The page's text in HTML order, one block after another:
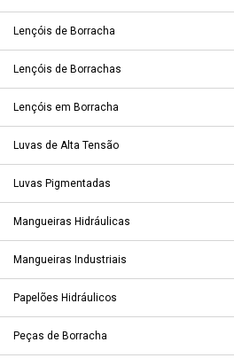
Lençóis de Borracha
Lençóis de Borrachas
Lençóis em Borracha
Luvas de Alta Tensão
Luvas Pigmentadas
Mangueiras Hidráulicas
Mangueiras Industriais
Papelões Hidráulicos
Peças de Borracha